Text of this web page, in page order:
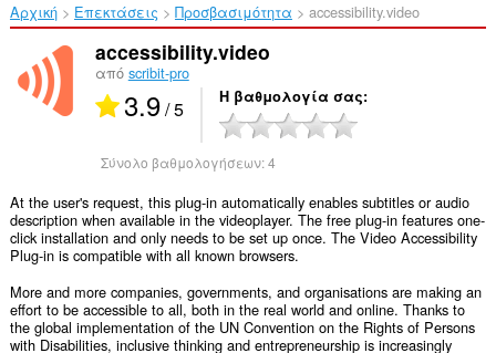
Αρχική Επεκτάσεις Προσβασιμότητα accessibility.video‎
accessibility.video
από scribit-pro
3.9/ 5 Η βαθμολογία σας
Σύνολο βαθμολογήσεων:4
At the user's request, this plug-in automatically enables subtitles or audio
description when available in the videoplayer. The free plug-in features one-
click installation and only needs to be set up once. The Video Accessibility
Plug-in is compatible with all known browsers.
More and more companies, governments, and organisations are making an
effort to be accessible to all, both in the real world and online. Thanks to
the global implementation of the UN Convention on the Rights of Persons
with Disabilities, inclusive thinking and entrepreneurship is increasingly